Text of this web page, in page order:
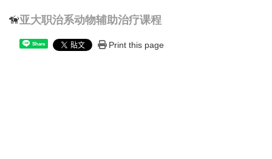
🦮亚大职治系动物辅助治疗课程
Share Print this page